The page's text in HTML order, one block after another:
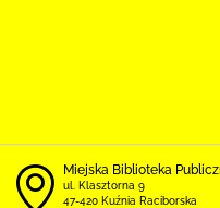
Miejska Biblioteka
ul. Klasztorna 9
47-420 Kuźnia Raciborska